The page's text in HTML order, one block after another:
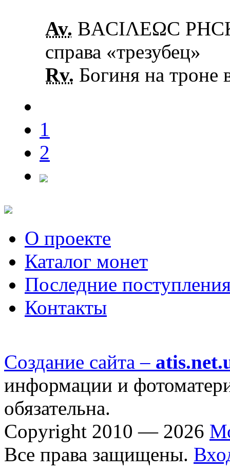
Av. ΒΑCΙΛΕΩC
справа «трезубец»
Rv. Богиня на троне
1
2
О проекте
Каталог монет
Последние
Контакты
Создание сайта –
информации и
обязательна.
Copyright 2010 — 2026
Все права защищены.